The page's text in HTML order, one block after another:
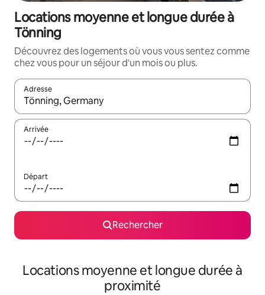
Locations moyenne et longue durée à
Tönning
Découvrez des logements où vous vous sentez comme
chez vous pour un séjour d'un mois ou plus.
Adresse
Lorsque les résultats s'affichent, utilisez les flèches vers le
Arrivée
Départ
Rechercher
Locations moyenne et longue durée à
proximité